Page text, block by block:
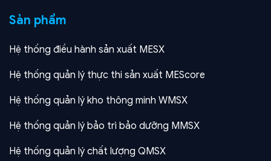
Sản phẩm
Hệ thống điều hành sản xuất MESX
Hệ thống quản lý thực thi sản xuất MEScore
Hệ thống quản lý kho thông minh WMSX
Hệ thống quản lý bảo trì bảo dưỡng MMSX
Hệ thống quản lý chất lượng QMSX